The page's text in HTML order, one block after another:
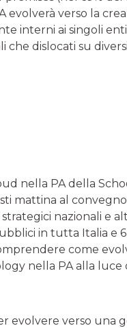
verso la
interni ai singoli
che dislocati su
nella PA della
mattina al
nazionali e
in tutta Italia e
come
nella PA alla luce
verso una